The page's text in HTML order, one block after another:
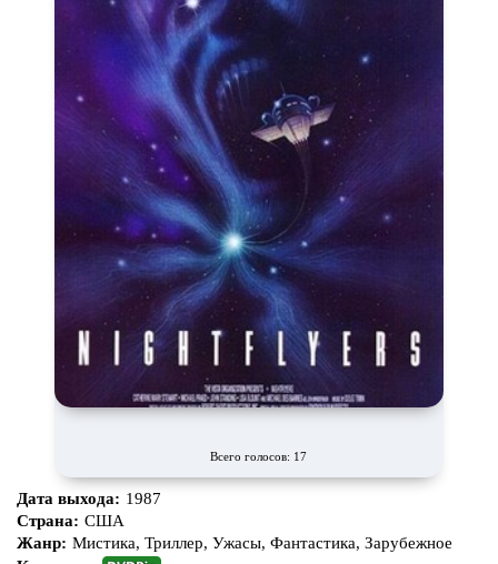
Всего голосов: 17
Дата выхода: 1987
Страна: США
Жанр: Мистика, Триллер, Ужасы, Фантастика, Зарубежное